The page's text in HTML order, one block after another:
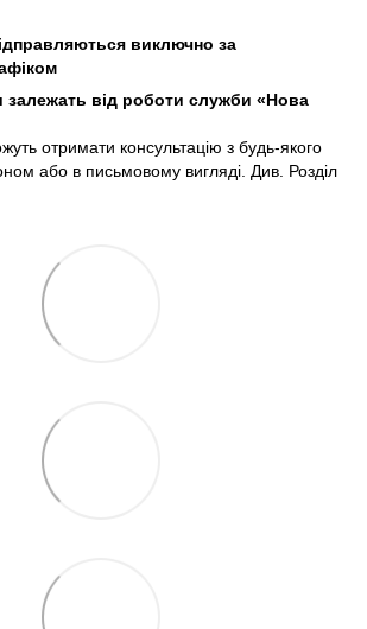
виключно за
залежать від роботи служби «Нова
отримати консультацію з будь-якого
або в письмовому вигляді. Див. Розділ